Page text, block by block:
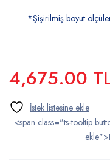
*Şişirilmiş boyut
4,675.00
<span class="ts-tooltip